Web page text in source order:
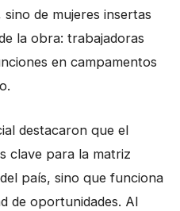
de mujeres insertas
la obra: trabajadoras
en campamentos
destacaron que el
clave para la matriz
país, sino que funciona
de oportunidades. Al